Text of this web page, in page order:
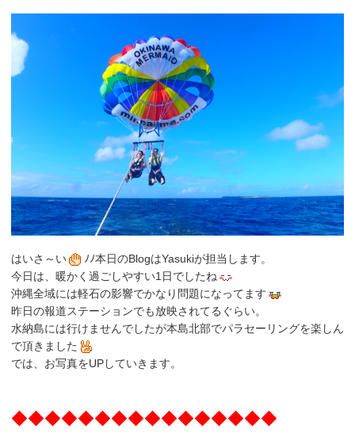
はいさ～い
ﾉﾉ本日のBlogはYasukiが担当します。
今日は、暖かく過ごしやすい1日でしたね
沖縄全域には軽石の影響でかなり問題になってます
昨日の報道ステーションでも放映されてるぐらい。
水納島には行けませんでしたが本島北部でパラセーリングを楽しん
で頂きました
では、お写真をUPしていきます。
◆◆◆◆◆◆◆◆◆◆◆◆◆◆◆◆